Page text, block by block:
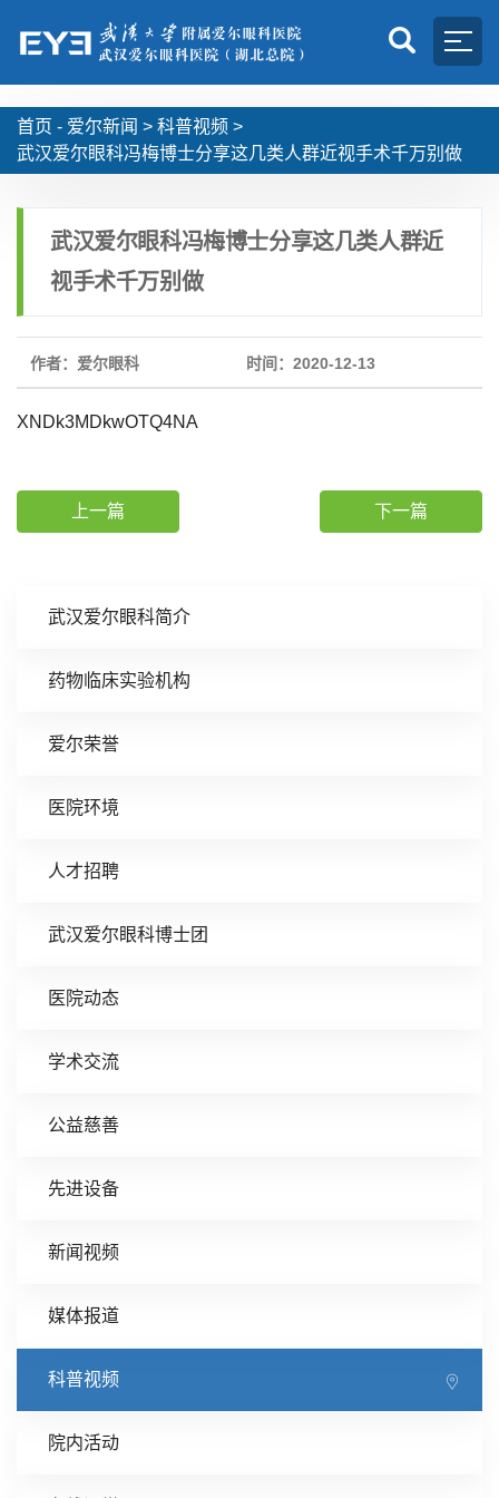
首页 - 爱尔新闻 > 科普视频 >
武汉爱尔眼科冯梅博士分享这几类人群近视手术千万别做
武汉爱尔眼科简介
药物临床实验机构
爱尔荣誉
医院环境
人才招聘
武汉爱尔眼科博士团
医院动态
学术交流
公益慈善
先进设备
新闻视频
媒体报道
科普视频
院内活动
武汉爱尔眼科冯梅博士分享这几类人群近
视手术千万别做
作者：爱尔眼科 时间：2020-12-13
XNDk3MDkwOTQ4NA
上一篇 下一篇